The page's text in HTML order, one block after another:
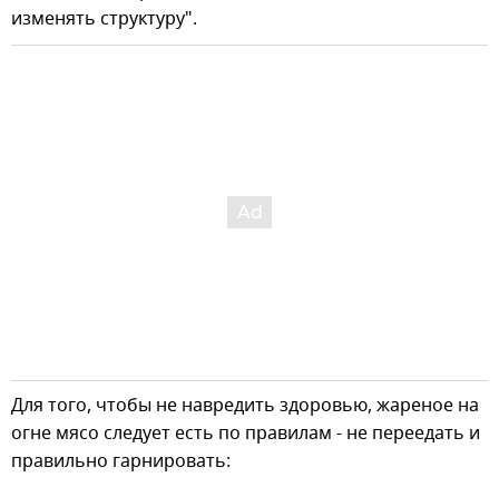
изменять структуру".
Для того, чтобы не навредить здоровью, жареное на
огне мясо следует есть по правилам - не переедать и
правильно гарнировать: